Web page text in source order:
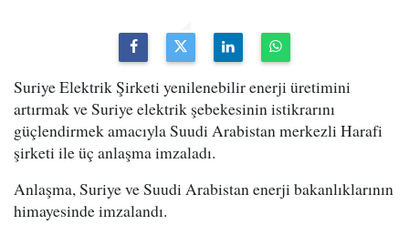
Suriye Elektrik Şirketi yenilenebilir enerji üretimini
artırmak ve Suriye elektrik şebekesinin istikrarını
güçlendirmek amacıyla Suudi Arabistan merkezli Harafi
şirketi ile üç anlaşma imzaladı.
Anlaşma, Suriye ve Suudi Arabistan enerji bakanlıklarının
himayesinde imzalandı.